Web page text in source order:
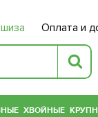
Оплата и
ХВОЙНЫЕ